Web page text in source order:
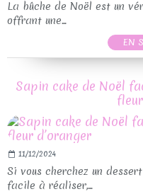
La bûche de Noël est un
offrant une...
EN
Sapin cake de Noël
11/12/2024
Si vous cherchez un
facile à réaliser,...